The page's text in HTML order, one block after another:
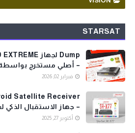
STARSAT
– أصلي مستخرج بواسطة
فبراير 02, 2026
Satellite Receiver
– جهاز الاستقبال الذكي لعام
أكتوبر 27, 2025